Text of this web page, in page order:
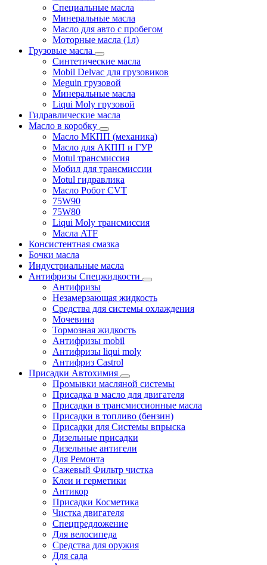
Специальные масла
Минеральные масла
Масло для авто с пробегом
Моторные масла (1л)
Грузовые масла
Синтетические масла
Mobil Delvac для грузовиков
Meguin грузовой
Минеральные масла
Liqui Moly грузовой
Гидравлические масла
Масло в коробку
Масло МКПП (механика)
Масло для АКПП и ГУР
Motul трансмиссия
Мобил для трансмиссии
Motul гидравлика
Масло Робот CVT
75W90
75W80
Liqui Moly трансмиссия
Масла ATF
Консистентная смазка
Бочки масла
Индустриальные масла
Антифризы Спецжидкости
Антифризы
Незамерзающая жидкость
Средства для системы охлаждения
Мочевина
Тормозная жидкость
Антифризы mobil
Антифризы liqui moly
Антифриз Castrol
Присадки Автохимия
Промывки масляной системы
Присадка в масло для двигателя
Присадки в трансмиссионные масла
Присадки в топливо (бензин)
Присадки для Системы впрыска
Дизельные присадки
Дизельные антигели
Для Ремонта
Сажевый Фильтр чистка
Клеи и герметики
Антикор
Присадки Косметика
Чистка двигателя
Спецпредложение
Для велосипеда
Средства для оружия
Для сада